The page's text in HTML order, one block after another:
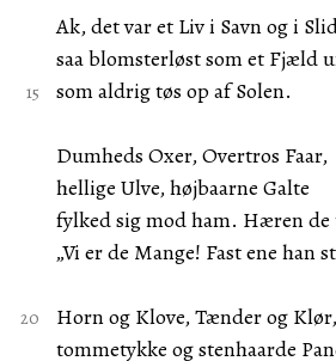
Ak, det var et Liv i Savn og i
saa blomsterløst som et Fjæld
som aldrig tøs op af Solen.
Dumheds Oxer, Overtros Faar,
hellige Ulve, højbaarne Galte
fylked sig mod ham. Hæren de
„Vi er de Mange! Fast ene han
Horn og Klove, Tænder og Klør,
tommetykke og stenhaarde